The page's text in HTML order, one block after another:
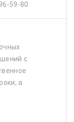
59-80
с
а
на